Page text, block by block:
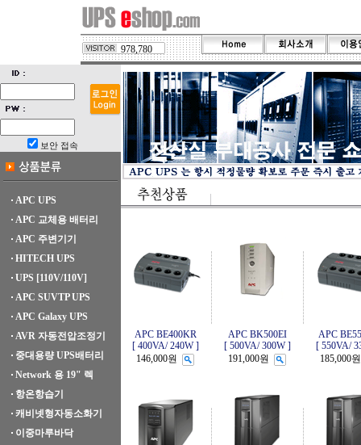
978,780
보안 접속
APC UPS
APC 교체용 배터리
APC 주변기기
HITECH UPS
UPS [110V/110V]
APC SUVTP UPS
APC Galaxy UPS
AVR 자동전압조정기
중대용량 UPS배터리
Network 용 19" 렉
항온항습기
캐비넷형자동소화기
이중마루바닥
APC BE400KR
[ 400VA/ 240W ]
146,000원
APC BK500EI
[ 500VA/ 300W ]
191,000원
APC
[ 550VA/
185,000원